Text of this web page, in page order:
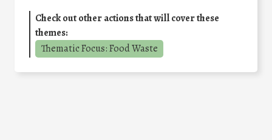
Check out other actions that will cover these
themes:
Thematic Focus: Food Waste